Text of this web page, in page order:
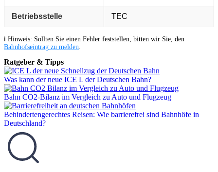
Betriebsstelle TEC
ℹ️ Hinweis: Sollten Sie einen Fehler feststellen, bitten wir Sie, den
Bahnhofseintrag zu melden
Ratgeber & Tipps
Was kann der neue ICE L der Deutschen Bahn?
Bahn CO2-Bilanz im Vergleich zu Auto und Flugzeug
Behindertengerechtes Reisen: Wie barrierefrei sind Bahnhöfe in
Deutschland?